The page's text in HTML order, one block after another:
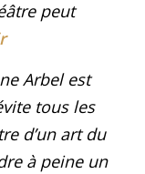
peut
Arbel est
tous les
d’un art du
à peine un